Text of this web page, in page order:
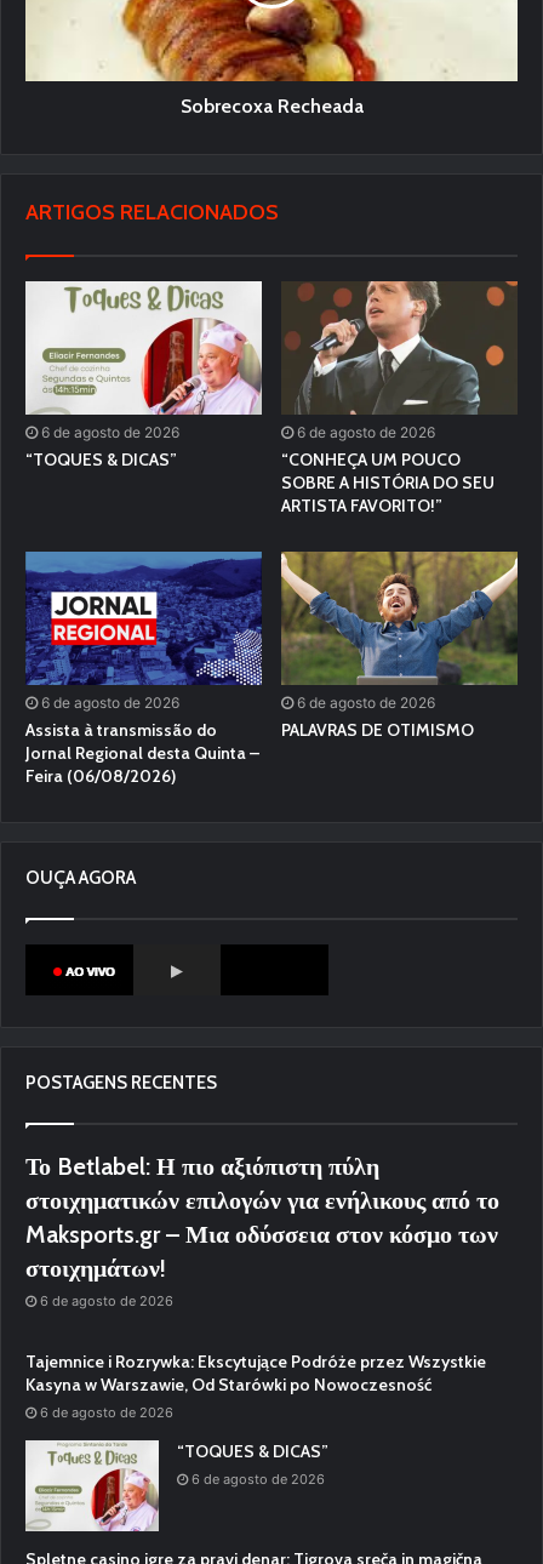
Sobrecoxa Recheada
ARTIGOS RELACIONADOS
6 de agosto de 2026
“TOQUES & DICAS”
6 de agosto de 2026
“CONHEÇA UM POUCO
SOBRE A HISTÓRIA DO SEU
ARTISTA FAVORITO!”
6 de agosto de 2026
Assista à transmissão do
Jornal Regional desta Quinta –
Feira (06/08/2026)
6 de agosto de 2026
PALAVRAS DE OTIMISMO
OUÇA AGORA
POSTAGENS RECENTES
Το Betlabel: Η πιο αξιόπιστη πύλη
στοιχηματικών επιλογών για ενήλικους από το
Maksports.gr – Μια οδύσσεια στον κόσμο των
στοιχημάτων!
6 de agosto de 2026
Tajemnice i Rozrywka: Ekscytujące Podróże przez Wszystkie
Kasyna w Warszawie, Od Starówki po Nowoczesność
6 de agosto de 2026
“TOQUES & DICAS”
6 de agosto de 2026
Spletne casino igre za pravi denar: Tigrova sreča in magična